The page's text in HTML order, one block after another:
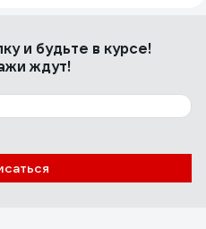
и будьте в курсе!
ждут!